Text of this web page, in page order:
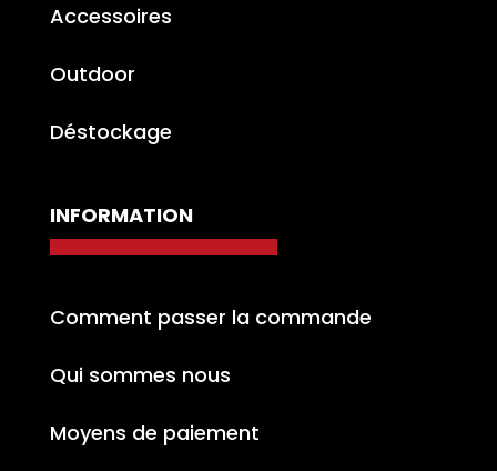
Accessoires
Outdoor
Déstockage
INFORMATION
Comment passer la commande
Qui sommes nous
Moyens de paiement